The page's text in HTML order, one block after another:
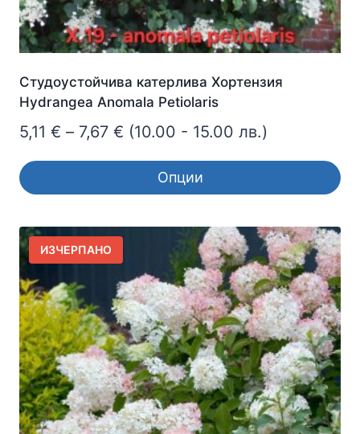
Студоустойчива катерлива Хортензия
Hydrangea Anomala Petiolaris
5,11 € – 7,67 € Price
range:
5,11 €
(10.00 - 15.00 лв.)
Опции
product
has
multiple
variants.
The
options
may
be
chosen
on
ИЗЧЕРПАНО